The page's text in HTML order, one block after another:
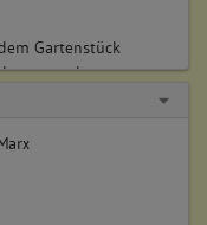
Gartenstück
an der